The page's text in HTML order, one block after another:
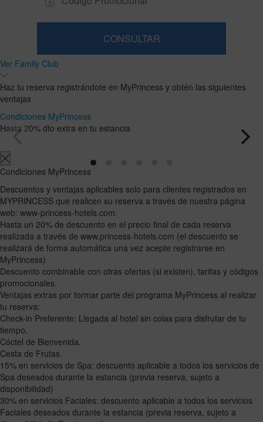
CONSULTAR
Habitaciones
y
ocupaciones
Habitación
1
adultos
13
Hasta
12
Añadir
habitación
Ver Family Club
Haz tu reserva registrándote en MyPrincess y obtén las siguientes
ventajas
Condiciones MyPrincess
Hasta 20% dto extra en tu estancia
Condiciones MyPrincess
Descuentos y ventajas aplicables solo para clientes registrados en
MYPRINCESS que realicen su reserva a través de nuestra página
web: www-princess-hotels.com.
Hasta un 20% de descuento en el precio final de cada reserva
realizada a través de www.princess-hotels.com (el descuento se
realizará de forma automática una vez acepte registrarse en
MyPrincess)
Descuento combinable con otras ofertas (si existen), tarifas y códigos
promocionales.
Ventajas extras por formar parte del programa MyPrincess al realizar
tu reserva:
Check-in Preferente: Llegada al hotel sin colas para disfrutar de tu
tiempo.
Cóctel de Bienvenida.
Cesta de Frutas.
15% en servicios de Spa: descuento aplicable a todos los servicios de
Spa deseados durante la estancia (previa reserva, sujeto a
disponibilidad)
30% en servicios Faciales: descuento aplicable a todos los servicios
Faciales deseados durante la estancia (previa reserva, sujeto a